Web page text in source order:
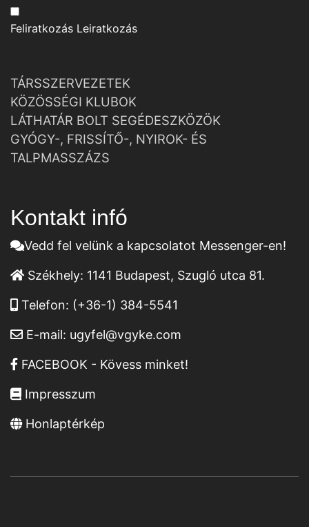
Feliratkozás Leiratkozás
TÁRSSZERVEZETEK
KÖZÖSSÉGI KLUBOK
LÁTHATÁR BOLT SEGÉDESZKÖZÖK
GYÓGY-, FRISSÍTŐ-, NYIROK- ÉS
TALPMASSZÁZS
Kontakt infó
Vedd fel velünk a kapcsolatot Messenger-en!
Székhely: 1141 Budapest, Szugló utca 81.
Telefon: (+36-1) 384-5541
E-mail: ugyfel@vgyke.com
FACEBOOK - Kövess minket!
Impresszum
Honlaptérkép